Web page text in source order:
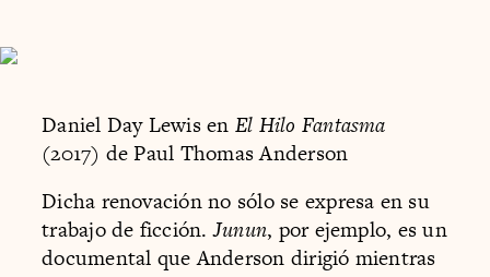
Daniel Day Lewis en El Hilo Fantasma
(2017) de Paul Thomas Anderson
Dicha renovación no sólo se expresa en su
trabajo de ficción.Junun, por ejemplo, es un
documental que Anderson dirigió mientras